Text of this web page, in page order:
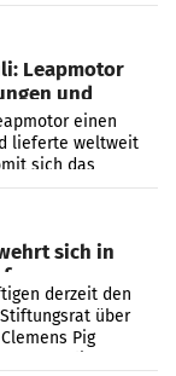
und der
Leapmotor
und
Marke
einen
lieferte weltweit
sich das
mehr als
sich in
derzeit den
über
Pig